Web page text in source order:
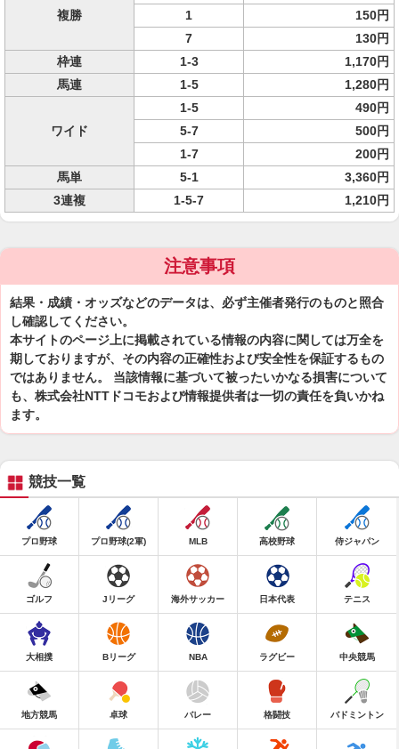
複勝
1
150円
7
130円
枠連
1-3
1,170円
馬連
1-5 1,280円
ワイド
1-5
490円
5-7
500円
1-7
200円
馬単
5-1
3,360円
3連複
1-5-7 1,210円
注意事項
結果・成績・オッズなどのデータは、必ず主催者発行のものと照合
し確認してください。
本サイトのページ上に掲載されている情報の内容に関しては万全を
期しておりますが、その内容の正確性および安全性を保証するもの
ではありません。 当該情報に基づいて被ったいかなる損害について
も、株式会社NTTドコモおよび情報提供者は一切の責任を負いかね
ます。
競技一覧
プロ野球 プロ野球(2軍) MLB 高校野球 侍ジャパン
ゴルフ Jリーグ 海外サッカー 日本代表 テニス
大相撲 Bリーグ NBA ラグビー 中央競馬
地方競馬 卓球 バレー 格闘技 バドミントン